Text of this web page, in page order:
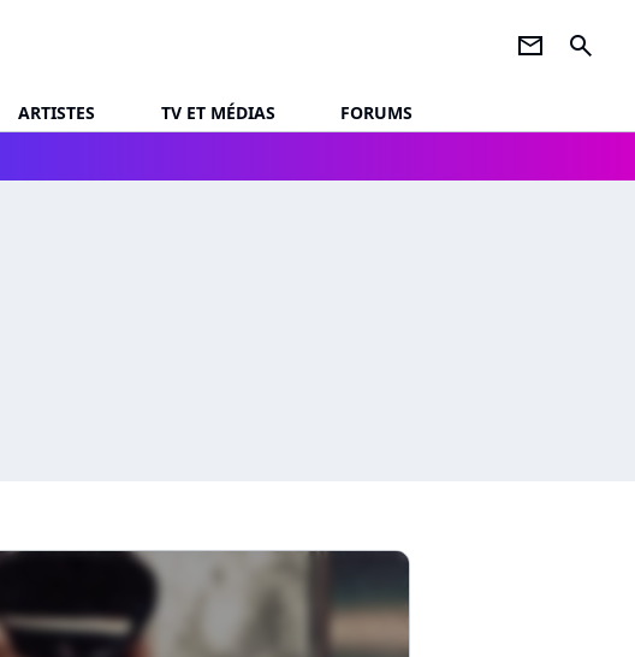
newsletter search
ARTISTES TV ET MÉDIAS
FORUMS